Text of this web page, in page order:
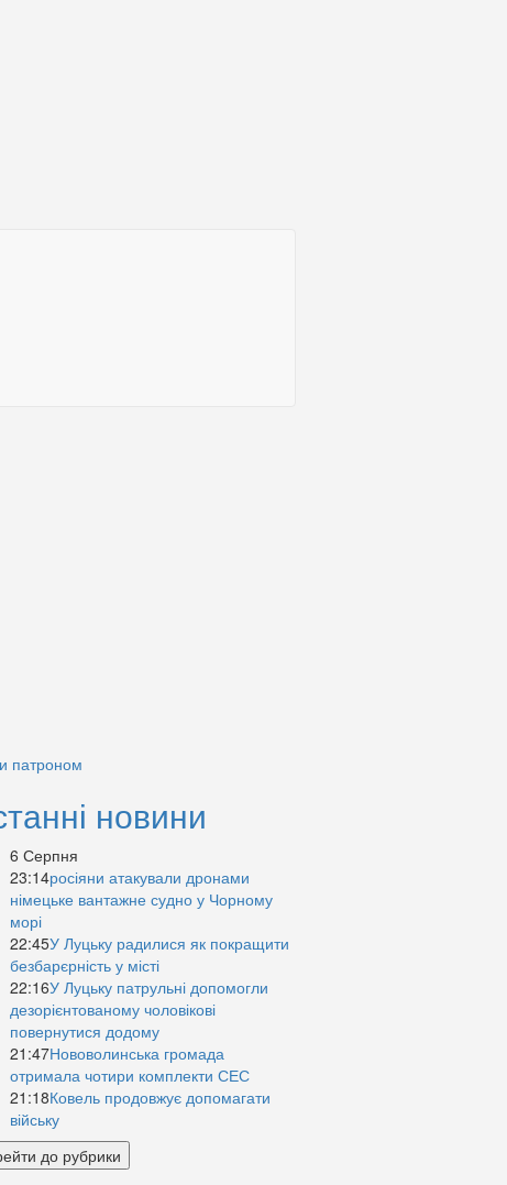
патроном
новини
6 Серпня
23:14росіяни атакували дронами
німецьке вантажне судно у Чорному
морі
22:45У Луцьку радилися як покращити
безбарєрність у місті
22:16У Луцьку патрульні допомогли
дезорієнтованому чоловікові
повернутися додому
21:47Нововолинська громада
отримала чотири комплекти СЕС
21:18Ковель продовжує допомагати
війську
до рубрики